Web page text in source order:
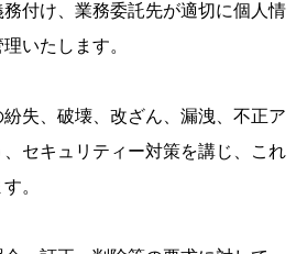
付け、業務委託先が適切に個人情
いたします。
失、破壊、改ざん、漏洩、不正ア
セキュリティー対策を講じ、これ
。